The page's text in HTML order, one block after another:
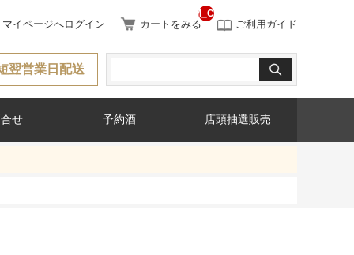
マイページへログイン カートをみる
__ITM_CNT__
ご利用ガイド
翌営業日配送
せ 予約酒 店頭抽選販売